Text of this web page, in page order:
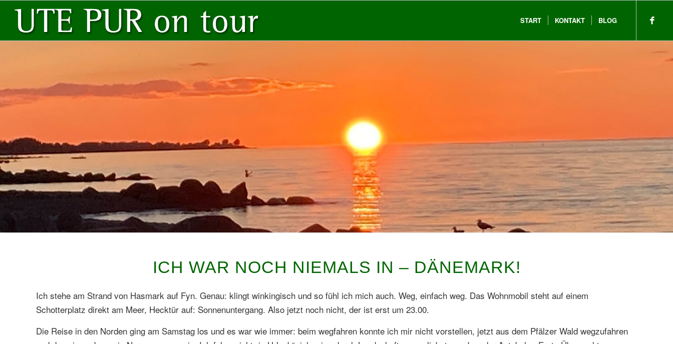
START KONTAKT BLOG
ICH WAR NOCH NIEMALS IN – DÄNEMARK!
Ich stehe am Strand von Hasmark auf Fyn. Genau: klingt winkingisch und so fühl ich mich auch. Weg, einfach weg. Das Wohnmobil steht auf einem
Schotterplatz direkt am Meer, Hecktür auf: Sonnenuntergang. Also jetzt noch nicht, der ist erst um 23.00.
Die Reise in den Norden ging am Samstag los und es war wie immer: beim wegfahren konnte ich mir nicht vorstellen, jetzt aus dem Pfälzer Wald wegzufahren